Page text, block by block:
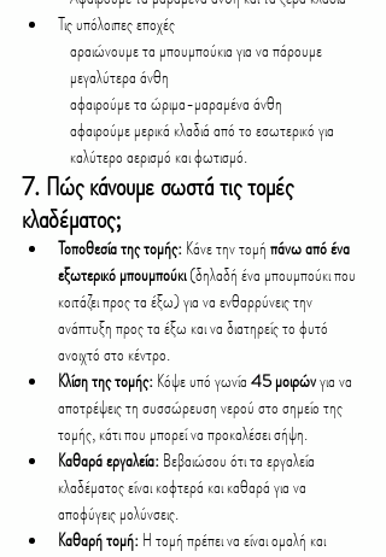
Τις υπόλοιπες εποχές
αραιώνουμε τα μπουμπούκια για να πάρουμε
μεγαλύτερα άνθη
αφαιρούμε τα ώριμα-μαραμένα άνθη
αφαιρούμε μερικά κλαδιά από το εσωτερικό για
καλύτερο αερισμό και φωτισμό.
7. Πώς κάνουμε σωστά τις τομές
κλαδέματος;
Τοποθεσία της τομής: Κάνε την τομή πάνω από ένα
εξωτερικό μπουμπούκι (δηλαδή ένα μπουμπούκι που
κοιτάζει προς τα έξω) για να ενθαρρύνεις την
ανάπτυξη προς τα έξω και να διατηρείς το φυτό
ανοιχτό στο κέντρο.
Κλίση της τομής: Κόψε υπό γωνία 45 μοιρών για να
αποτρέψεις τη συσσώρευση νερού στο σημείο της
τομής, κάτι που μπορεί να προκαλέσει σήψη.
Καθαρά εργαλεία: Βεβαιώσου ότι τα εργαλεία
κλαδέματος είναι κοφτερά και καθαρά για να
αποφύγεις μολύνσεις.
Καθαρή τομή: Η τομή πρέπει να είναι ομαλή και